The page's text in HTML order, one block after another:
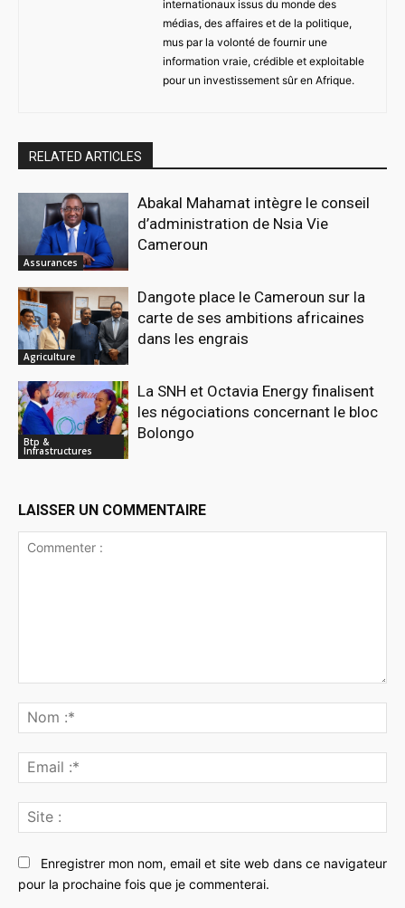
internationaux issus du monde des
médias, des affaires et de la politique,
mus par la volonté de fournir une
information vraie, crédible et exploitable
pour un investissement sûr en Afrique.
RELATED ARTICLES
Assurances
Abakal Mahamat intègre le conseil
d’administration de Nsia Vie
Cameroun
Agriculture
Dangote place le Cameroun sur la
carte de ses ambitions africaines
dans les engrais
Btp &
Infrastructures
La SNH et Octavia Energy finalisent
les négociations concernant le bloc
Bolongo
LAISSER UN COMMENTAIRE
:*
:*
:
Enregistrer mon nom, email et site web dans ce navigateur
pour la prochaine fois que je commenterai.